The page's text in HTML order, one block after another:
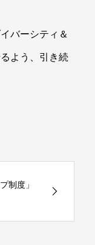
バーシティ＆
よう、引き続
制度」